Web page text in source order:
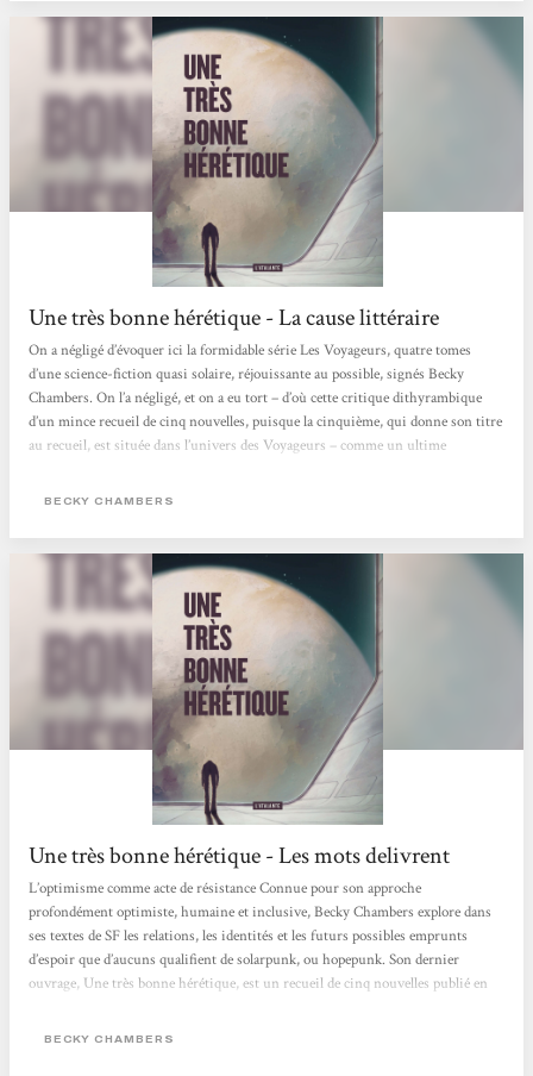
Une très bonne hérétique - La cause littéraire
On a négligé d’évoquer ici la formidable série Les Voyageurs, quatre tomes
d’une science-fiction quasi solaire, réjouissante au possible, signés Becky
Chambers. On l’a négligé, et on a eu tort – d’où cette critique dithyrambique
d’un mince recueil de cinq nouvelles, puisque la cinquième, qui donne son titre
au recueil, est située dans l’univers des Voyageurs – comme un ultime
touchantes et profondément… humaines existant entre toutes les espèces
BECKY CHAMBERS
Une très bonne hérétique - Les mots delivrent
L’optimisme comme acte de résistance Connue pour son approche
profondément optimiste, humaine et inclusive, Becky Chambers explore dans
ses textes de SF les relations, les identités et les futurs possibles emprunts
d’espoir que d’aucuns qualifient de solarpunk, ou hopepunk. Son dernier
ouvrage, Une très bonne hérétique, est un recueil de cinq nouvelles publié en
Cygne), et traduit par Marie Surgers. Le recueil met en scène cinq femmes à
BECKY CHAMBERS